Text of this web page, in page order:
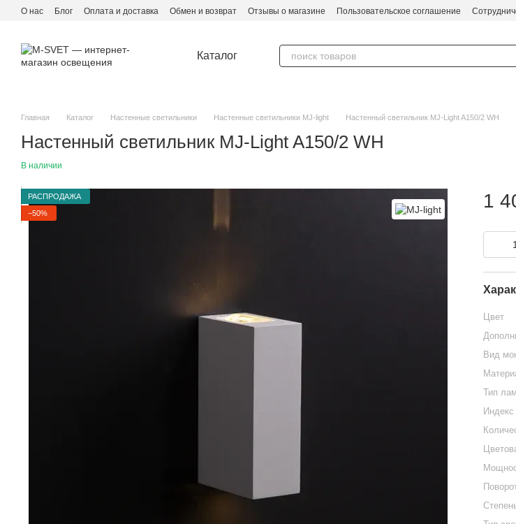
Перейти к основному контенту
О нас Блог Оплата и доставка Обмен и возврат Отзывы о магазине Пользовательское соглашение
Каталог
Главная Каталог Настенные светильники Настенные светильники MJ-light Настенный светильник MJ-Light A150/2 WH
Настенный светильник MJ-Light A150/2 WH
В наличии
РАСПРОДАЖА
−50%
1
Цвет
Вид
Тип